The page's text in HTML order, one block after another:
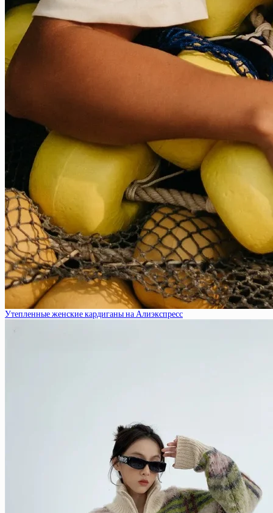
Утепленные женские кардиганы на Алиэкспресс